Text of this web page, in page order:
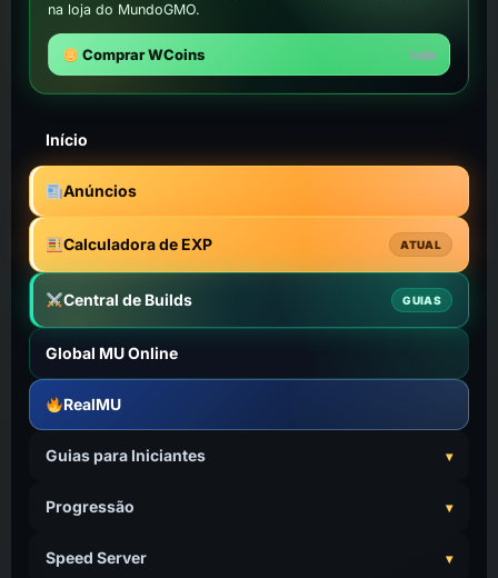
na loja do MundoGMO.
Comprar WCoins Loja
Início
Anúncios
Calculadora de EXP ATUAL
Central de Builds GUIAS
Global MU Online
RealMU
Guias para Iniciantes
Progressão
Speed Server